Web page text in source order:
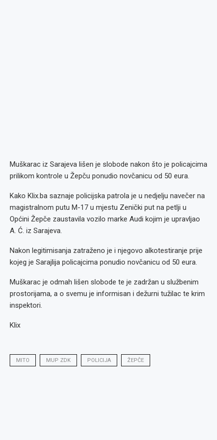
Muškarac iz Sarajeva lišen je slobode nakon što je policajcima
prilikom kontrole u Žepču ponudio novčanicu od 50 eura.
Kako Klix.ba saznaje policijska patrola je u nedjelju navečer na
magistralnom putu M-17 u mjestu Zenički put na petlji u
Općini Žepče zaustavila vozilo marke Audi kojim je upravljao
A. Ć. iz Sarajeva.
Nakon legitimisanja zatraženo je i njegovo alkotestiranje prije
kojeg je Sarajlija policajcima ponudio novčanicu od 50 eura.
Muškarac je odmah lišen slobode te je zadržan u službenim
prostorijama, a o svemu je informisan i dežurni tužilac te krim
inspektori.
Klix
MITO MUP ZDK POLICIJA ŽEPČE